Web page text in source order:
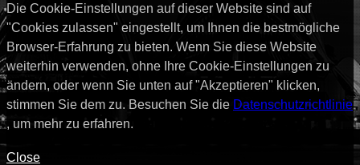
Die Cookie-Einstellungen auf dieser Website sind auf
"Cookies zulassen" eingestellt, um Ihnen die bestmögliche
Browser-Erfahrung zu bieten. Wenn Sie diese Website
weiterhin verwenden, ohne Ihre Cookie-Einstellungen zu
ändern, oder wenn Sie unten auf "Akzeptieren" klicken,
stimmen Sie dem zu. Besuchen Sie die Datenschutzrichtlinie
, um mehr zu erfahren.
Close